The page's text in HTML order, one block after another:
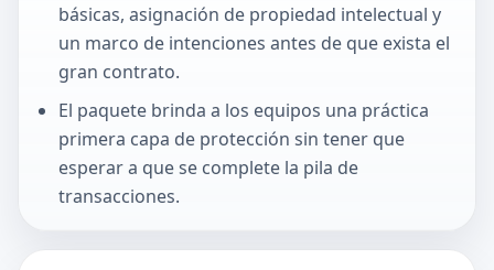
básicas, asignación de propiedad intelectual y
un marco de intenciones antes de que exista el
gran contrato.
El paquete brinda a los equipos una práctica
primera capa de protección sin tener que
esperar a que se complete la pila de
transacciones.